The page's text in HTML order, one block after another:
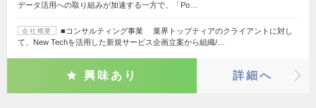
データ活用への取り組みが加速する一方で、「Po…
会社概要
■コンサルティング事業 業界トップティアのクライアントに対し
て、New Techを活用した新規サービス企画立案から組織/…
興味あり 詳細へ